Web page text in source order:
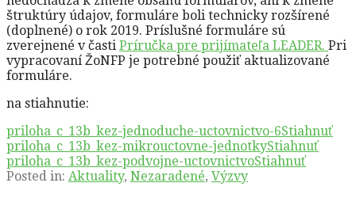
štruktúry údajov, formuláre boli technicky rozšírené
(doplnené) o rok 2019. Príslušné formuláre sú
zverejnené v časti Príručka pre prijímateľa LEADER. Pri
vypracovaní ŽoNFP je potrebné použiť aktualizované
formuláre.
na stiahnutie:
priloha_c_13b_kez-jednoduche-uctovnictvo-6Stiahnuť
priloha_c_13b_kez-mikrouctovne-jednotkyStiahnuť
priloha_c_13b_kez-podvojne-uctovnictvoStiahnuť
Posted in: Aktuality, Nezaradené, Výzvy